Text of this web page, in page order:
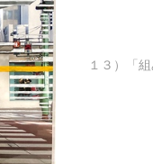
１３）「